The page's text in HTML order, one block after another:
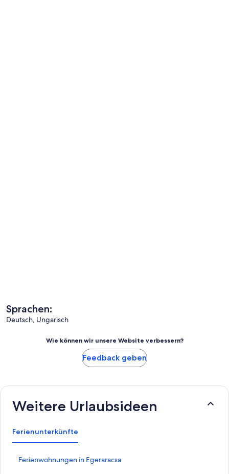
Sprachen:
Deutsch, Ungarisch
Wie können wir unsere Website verbessern?
Feedback geben
Weitere Urlaubsideen
Ferienunterkünfte
Ferienwohnungen in Egeraracsa
L